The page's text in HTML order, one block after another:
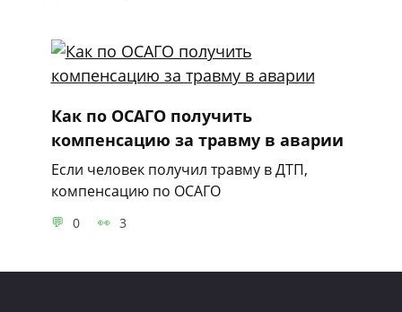
Как по ОСАГО получить
компенсацию за травму в аварии
Если человек получил травму в ДТП,
компенсацию по ОСАГО
0 3